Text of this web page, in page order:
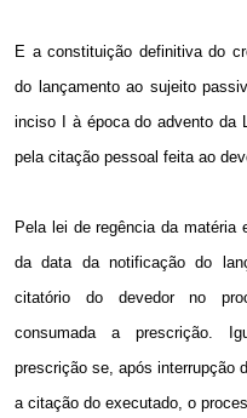
E a constituição definitiva do
do lançamento ao sujeito
inciso I à época do advento da
pela citação pessoal feita ao
Pela lei de regência da matéria
da data da notificação do
citatório do devedor no
consumada a prescrição.
prescrição se, após interrupção
a citação do executado, o